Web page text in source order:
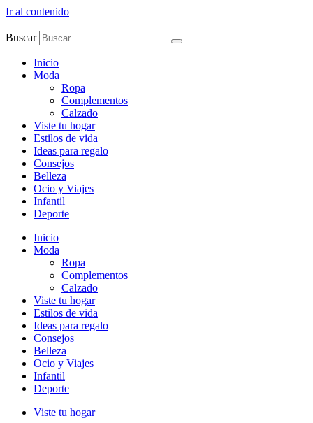
Ir al contenido
Buscar
Inicio
Moda
Ropa
Complementos
Calzado
Viste tu hogar
Estilos de vida
Ideas para regalo
Consejos
Belleza
Ocio y Viajes
Infantil
Deporte
Inicio
Moda
Ropa
Complementos
Calzado
Viste tu hogar
Estilos de vida
Ideas para regalo
Consejos
Belleza
Ocio y Viajes
Infantil
Deporte
Viste tu hogar